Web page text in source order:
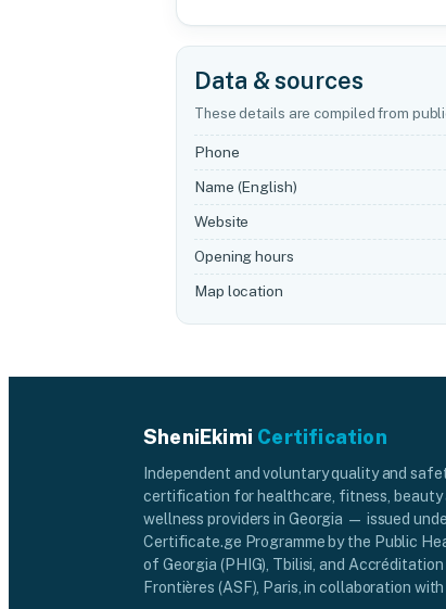
Data & sources
These details are compiled from
Phone
Name (English)
Website
Opening hours
Map location
SheniEkimi Certification
Independent and voluntary quality and
certification for healthcare, fitness, beauty
wellness providers in Georgia — issued
Certificate.ge Programme by the Public
of Georgia (PHIG), Tbilisi, and Accréditation
Frontières (ASF), Paris, in collaboration with